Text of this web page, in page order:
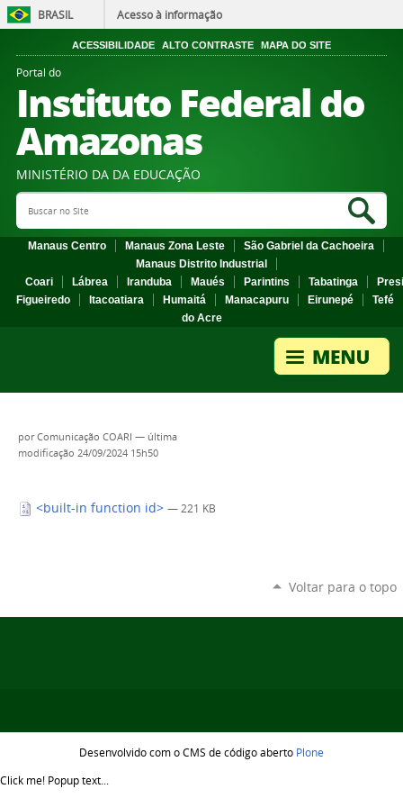
BRASIL Acesso à informação
ACESSIBILIDADE ALTO CONTRASTE MAPA DO SITE
Portal do
Instituto Federal do
Amazonas
MINISTÉRIO DA DA EDUCAÇÃO
Search Site
Manaus Centro Manaus Zona Leste
São Gabriel da Cachoeira
Manaus Distrito Industrial
Coari
Lábrea Iranduba Maués Parintins Tabatinga
Figueiredo
Itacoatiara Humaitá Manacapuru Eirunepé
Tefé
do Acre
porComunicação COARI — última
modificação 24/09/2024 15h50
<built-in function id> — 221 KB
Voltar para o topo
Desenvolvido com o CMS de código aberto Plone
Click me! Popup text...